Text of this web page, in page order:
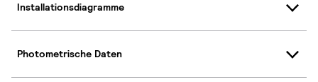
Installationsdiagramme
Photometrische Daten